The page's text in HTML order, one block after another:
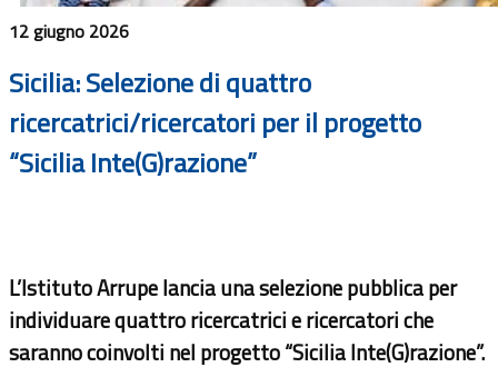
12 giugno 2026
Sicilia: Selezione di quattro
ricercatrici/ricercatori per il progetto
“Sicilia Inte(G)razione”
L’Istituto Arrupe lancia una selezione pubblica per
individuare quattro ricercatrici e ricercatori che
saranno coinvolti nel progetto “Sicilia Inte(G)razione”.